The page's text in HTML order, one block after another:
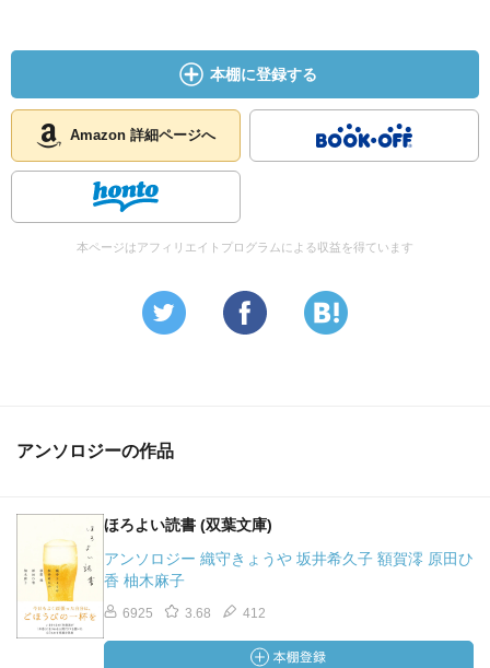
本棚に登録する
Amazon 詳細ページへ
本ページはアフィリエイトプログラムによる収益を得ています
アンソロジーの作品
ほろよい読書 (双葉文庫)
アンソロジー 織守きょうや 坂井希久子 額賀澪 原田ひ
香 柚木麻子
6925 3.68 412